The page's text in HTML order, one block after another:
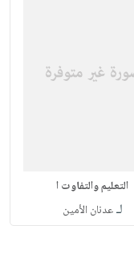
التعليم والتفاوت ا
لـعدنان الأمين